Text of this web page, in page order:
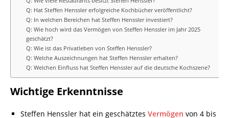
Q: Hat Steffen Henssler erfolgreiche Kochbücher veröffentlicht?
Q: In welchen Bereichen hat Steffen Henssler investiert?
Q: Wie hoch wird das Vermögen von Steffen Henssler im Jahr 2025
geschätzt?
Q: Wie ist das Privatleben von Steffen Henssler?
Q: Welche Auszeichnungen hat Steffen Henssler erhalten?
Q: Welchen Einfluss hat Steffen Henssler auf die deutsche Kochszene?
Wichtige Erkenntnisse
Steffen Henssler hat ein geschätztes Vermögen von 4 bis